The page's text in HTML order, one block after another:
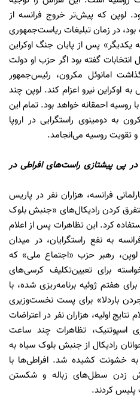
لوپن که پیش‌تر خروج فرانسه از
بود، در زمان تبلیغات ریاست‌جمهوری
یکدیگر» پس از پایان جنگ اوکراین
گفته بود اگر حزب او دولت
امانوئل مکرون، رئیس‌جمهور
اوکراین نیرو اعزام کند. لوپن چند
احمقانه خواهد بود. تمام این
دومینوی راستگرایی در اروپا
تقویت روسیه می‌انجامد.
در پی پیشتازی راست‌های افراطی در
فرانسه، هزاران نفر در پاریس
کردن رادیکال‌های «جنبش بلوک
کرد. این تظاهرات پس از اعلام
به نفع راستگرایان، در میدان
رهبر حزب «اجتماع ملی» که
برای تعیین‌تکلیف کرسی‌های
هفتم ژوئیه برنامه‌ریزی شده، با
باردلا» برای پست نخست‌وزیری
اولیه، هزاران نفر در اعتراضات
اسپوتنیک، تظاهرات چند ساعت
رادیکال از جنبش بلوک سیاه به
به خشونت کشیده شد. افراطی‌ها با
زدن سطل‌های زباله و شکستن
کردند.